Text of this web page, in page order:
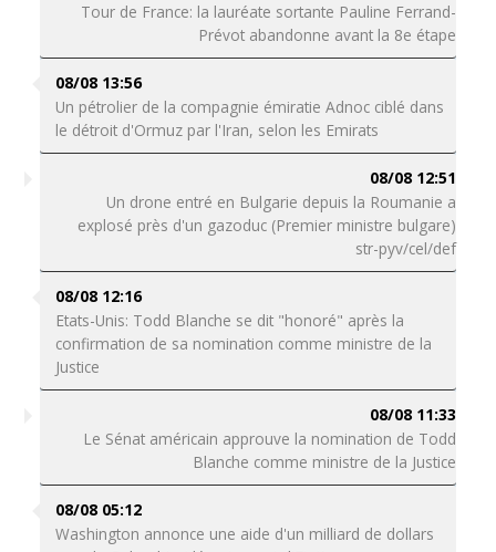
Tour de France: la lauréate sortante Pauline Ferrand-
Prévot abandonne avant la 8e étape
08/08 13:56
Un pétrolier de la compagnie émiratie Adnoc ciblé dans
le détroit d'Ormuz par l'Iran, selon les Emirats
08/08 12:51
Un drone entré en Bulgarie depuis la Roumanie a
explosé près d'un gazoduc (Premier ministre bulgare)
str-pyv/cel/def
08/08 12:16
Etats-Unis: Todd Blanche se dit "honoré" après la
confirmation de sa nomination comme ministre de la
Justice
08/08 11:33
Le Sénat américain approuve la nomination de Todd
Blanche comme ministre de la Justice
08/08 05:12
Washington annonce une aide d'un milliard de dollars